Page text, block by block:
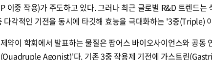
이중 작용)가 주도하고 있다. 그러나 최근 글로벌 R&D 트렌드는
다각적인 기전을 동시에 타깃해 효능을 극대화하는 '3중(Triple)
약이 학회에서 발표하는 물질은 팜어스 바이오사이언스와 공
Agonist)'다. 기존 3중 작용제 기전에 가스트린